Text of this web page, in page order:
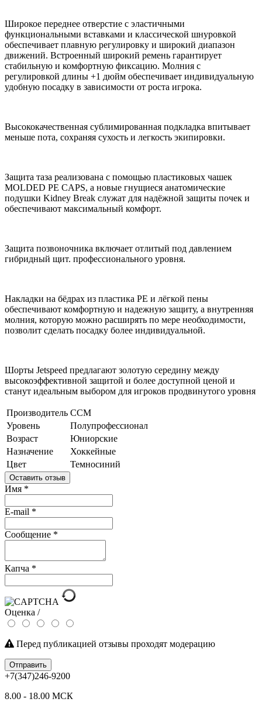
Широкое переднее отверстие с эластичными
функциональными вставками и классической шнуровкой
обеспечивает плавную регулировку и широкий диапазон
движений. Встроенный широкий ремень гарантирует
стабильную и комфортную фиксацию. Молния с
регулировкой длины +1 дюйм обеспечивает индивидуальную
удобную посадку в зависимости от роста игрока.
Высококачественная сублимированная подкладка впитывает
меньше пота, сохраняя сухость и легкость экипировки.
Защита таза реализована с помощью пластиковых чашек
MOLDED PE CAPS, а новые гнущиеся анатомические
подушки Kidney Break служат для надёжной защиты почек и
обеспечивают максимальный комфорт.
Защита позвоночника включает отлитый под давлением
гибридный щит. профессионального уровня.
Накладки на бёдрах из пластика PE и лёгкой пены
обеспечивают комфортную и надежную защиту, а внутренняя
молния, которую можно расширять по мере необходимости,
позволит сделать посадку более индивидуальной.
Шорты Jetspeed предлагают золотую середину между
высокоэффективной защитой и более доступной ценой и
станут идеальным выбором для игроков продвинутого уровня
Производитель CCM
Уровень
Полупрофессионал
Возраст
Юниорские
Назначение
Хоккейные
Цвет
Темносиний
Оставить отзыв
Имя *
E-mail *
Сообщение *
Капча *
Оценка /
Перед публикацией отзывы проходят модерацию
Отправить
+7(347)246-9200
8.00 - 18.00 МСК